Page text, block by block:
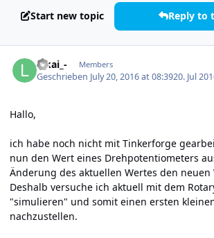
Start new topic Reply to
lakai_- Members
Geschrieben July 20, 2016 at 08:3920. Jul
Hallo,
ich habe noch nicht mit Tinkerforge
nun den Wert eines Drehpotentiometers
Änderung des aktuellen Wertes den neuen
Deshalb versuche ich aktuell mit dem
"simulieren" und somit einen ersten
nachzustellen.